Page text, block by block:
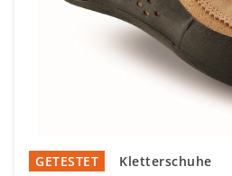
Kletterschuhe
GETESTET